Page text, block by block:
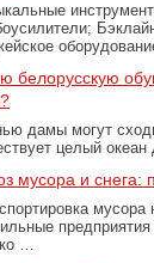
белорусскую
дамы могут
целый
мусора и
…